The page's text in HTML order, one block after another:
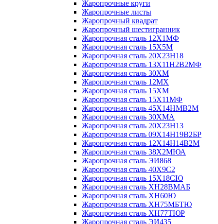
Жаропрочные круги
Жаропрочные листы
Жаропрочный квадрат
Жаропрочный шестигранник
Жаропрочная сталь 12Х1МФ
Жаропрочная сталь 15Х5М
Жаропрочная сталь 20Х23Н18
Жаропрочная сталь 13Х11Н2В2МФ
Жаропрочная сталь 30ХМ
Жаропрочная сталь 12МХ
Жаропрочная сталь 15ХМ
Жаропрочная сталь 15Х11МФ
Жаропрочная сталь 45Х14НМВ2М
Жаропрочная сталь 30ХМА
Жаропрочная сталь 20Х23Н13
Жаропрочная сталь 09Х14Н19В2БР
Жаропрочная сталь 12Х14Н14В2М
Жаропрочная сталь 38Х2МЮА
Жаропрочная сталь ЭИ868
Жаропрочная сталь 40Х9С2
Жаропрочная сталь 15Х18СЮ
Жаропрочная сталь ХН28ВМАБ
Жаропрочная сталь ХН60Ю
Жаропрочная сталь ХН75МБТЮ
Жаропрочная сталь ХН77ТЮР
Жаропрочная сталь ЭИ435